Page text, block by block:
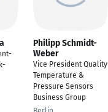
Philipp Schmidt-
Weber
Vice President Quality
Temperature &
Pressure Sensors
Business Group